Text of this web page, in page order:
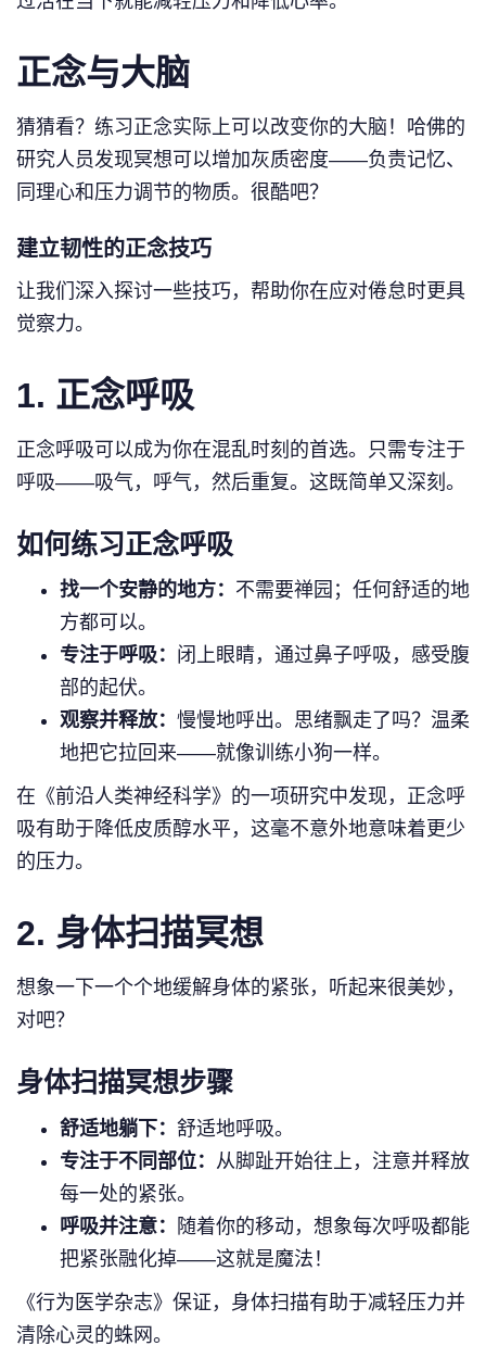
正念与大脑
猜猜看？练习正念实际上可以改变你的大脑！哈佛的
研究人员发现冥想可以增加灰质密度——负责记忆、
同理心和压力调节的物质。很酷吧？
建立韧性的正念技巧
让我们深入探讨一些技巧，帮助你在应对倦怠时更具
觉察力。
1. 正念呼吸
正念呼吸可以成为你在混乱时刻的首选。只需专注于
呼吸——吸气，呼气，然后重复。这既简单又深刻。
如何练习正念呼吸
找一个安静的地方： 不需要禅园；任何舒适的地
方都可以。
专注于呼吸： 闭上眼睛，通过鼻子呼吸，感受腹
部的起伏。
观察并释放： 慢慢地呼出。思绪飘走了吗？温柔
地把它拉回来——就像训练小狗一样。
在《前沿人类神经科学》的一项研究中发现，正念呼
吸有助于降低皮质醇水平，这毫不意外地意味着更少
的压力。
2. 身体扫描冥想
想象一下一个个地缓解身体的紧张，听起来很美妙，
对吧？
身体扫描冥想步骤
舒适地躺下： 舒适地呼吸。
专注于不同部位： 从脚趾开始往上，注意并释放
每一处的紧张。
呼吸并注意：
随着你的移动，想象每次呼吸都能
把紧张融化掉——这就是魔法！
《行为医学杂志》保证，身体扫描有助于减轻压力并
清除心灵的蛛网。